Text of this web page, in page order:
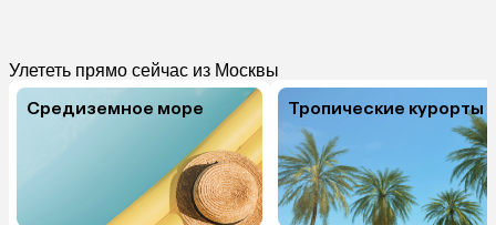
Улететь прямо сейчас из Москвы
Средиземное море Тропические курорты